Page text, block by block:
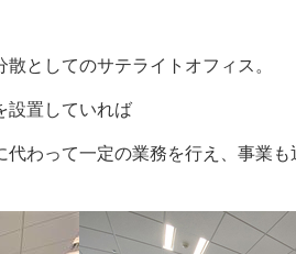
としてのサテライトオフィス。
設置していれば
わって一定の業務を行え、事業